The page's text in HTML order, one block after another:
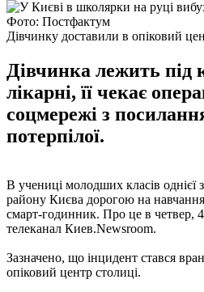
Фото: Постфактум
Дівчинку доставили в опіковий
Дівчинка лежить під
лікарні, її чекає
соцмережі з
потерпілої.
В учениці молодших класів однієї
району Києва дорогою на
смарт-годинник. Про це в четвер,
телеканал Киев.Newsroom.
Зазначено, що інцидент стався
опіковий центр столиці.